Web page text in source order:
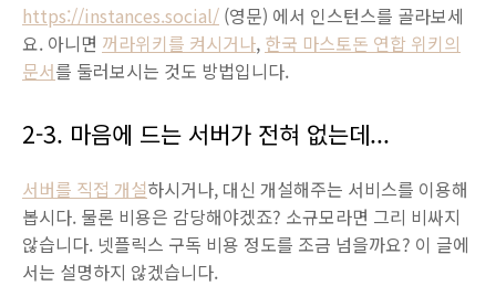
https://instances.social/ (영문) 에서 인스턴스를 골라보세
요. 아니면 꺼라위키를 켜시거나, 한국 마스토돈 연합 위키의
문서를 둘러보시는 것도 방법입니다.
2-3. 마음에 드는 서버가 전혀 없는데...
서버를 직접 개설하시거나, 대신 개설해주는 서비스를 이용해
봅시다. 물론 비용은 감당해야겠죠? 소규모라면 그리 비싸지
않습니다. 넷플릭스 구독 비용 정도를 조금 넘을까요? 이 글에
서는 설명하지 않겠습니다.